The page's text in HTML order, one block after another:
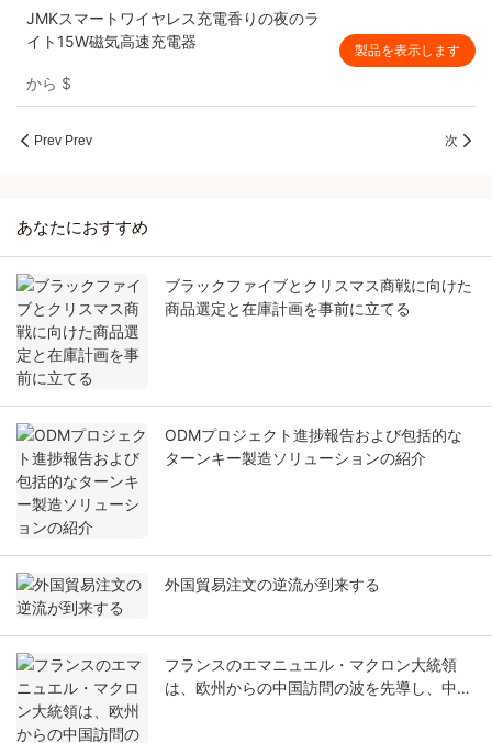
JMKスマートワイヤレス充電香りの夜のラ
イト15W磁気高速充電器
から $
製品を表示します
Prev Prev 次
あなたにおすすめ
ブラックファイブとクリスマス商戦に向けた
商品選定と在庫計画を事前に立てる
ODMプロジェクト進捗報告および包括的な
ターンキー製造ソリューションの紹介
外国貿易注文の逆流が到来する
フランスのエマニュエル・マクロン大統領
は、欧州からの中国訪問の波を先導し、中国